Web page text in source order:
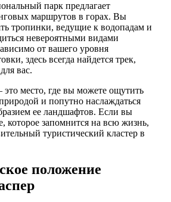
парк предлагает
маршрутов в горах. Вы
тропинки, ведущие к водопадам и
невероятными видами
от вашего уровня
здесь всегда найдется трек,
вас.
место, где вы можете ощутить
и попутно наслаждаться
ее ландшафтов. Если вы
которое запомнится на всю жизнь,
туристический кластер в
положение